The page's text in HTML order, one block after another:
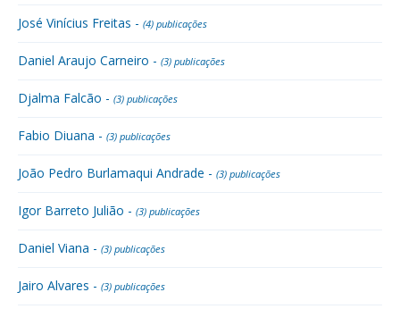
José Vinícius Freitas - (4) publicações
Daniel Araujo Carneiro - (3) publicações
Djalma Falcão - (3) publicações
Fabio Diuana - (3) publicações
João Pedro Burlamaqui Andrade - (3) publicações
Igor Barreto Julião - (3) publicações
Daniel Viana - (3) publicações
Jairo Alvares - (3) publicações